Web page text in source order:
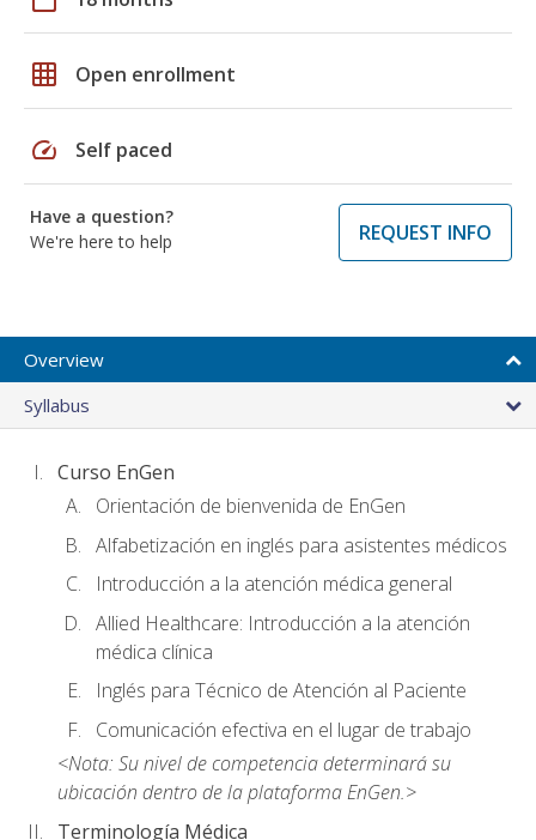
grid_on Open enrollment
speed Self paced
Have a question?
We're here to help
REQUEST INFO
Overview
Syllabus
Curso EnGen
Orientación de bienvenida de EnGen
Alfabetización en inglés para asistentes médicos
Introducción a la atención médica general
Allied Healthcare: Introducción a la atención
médica clínica
Inglés para Técnico de Atención al Paciente
Comunicación efectiva en el lugar de trabajo
<Nota: Su nivel de competencia determinará su
ubicación dentro de la plataforma EnGen.>
Terminología Médica